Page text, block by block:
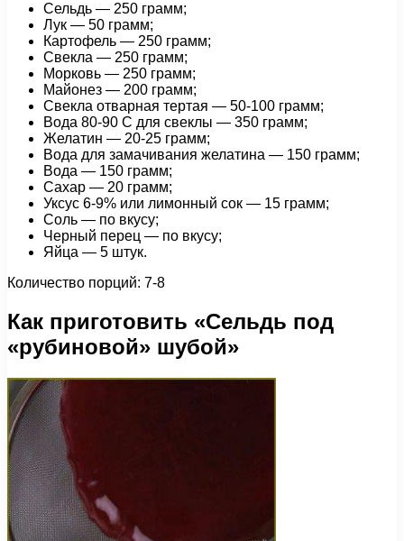
Сельдь — 250 грамм;
Лук — 50 грамм;
Картофель — 250 грамм;
Свекла — 250 грамм;
Морковь — 250 грамм;
Майонез — 200 грамм;
Свекла отварная тертая — 50-100 грамм;
Вода 80-90 С для свеклы — 350 грамм;
Желатин — 20-25 грамм;
Вода для замачивания желатина — 150 грамм;
Вода — 150 грамм;
Сахар — 20 грамм;
Уксус 6-9% или лимонный сок — 15 грамм;
Соль — по вкусу;
Черный перец — по вкусу;
Яйца — 5 штук.
Количество порций: 7-8
Как приготовить «Сельдь под
«рубиновой» шубой»